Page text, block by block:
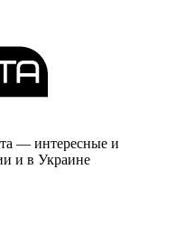
— интересные и
и в Украине